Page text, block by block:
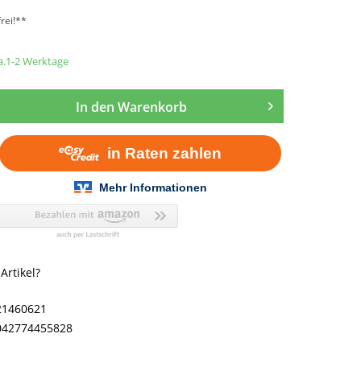
2 Werktage
In den Warenkorb